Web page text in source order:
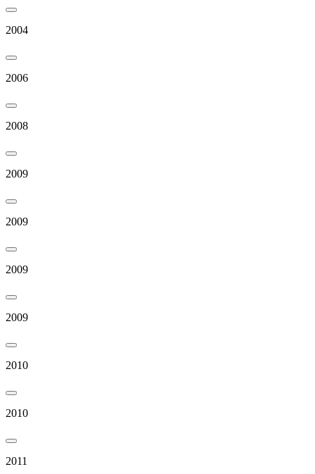
2004
2006
2008
2009
2009
2009
2009
2010
2010
2011